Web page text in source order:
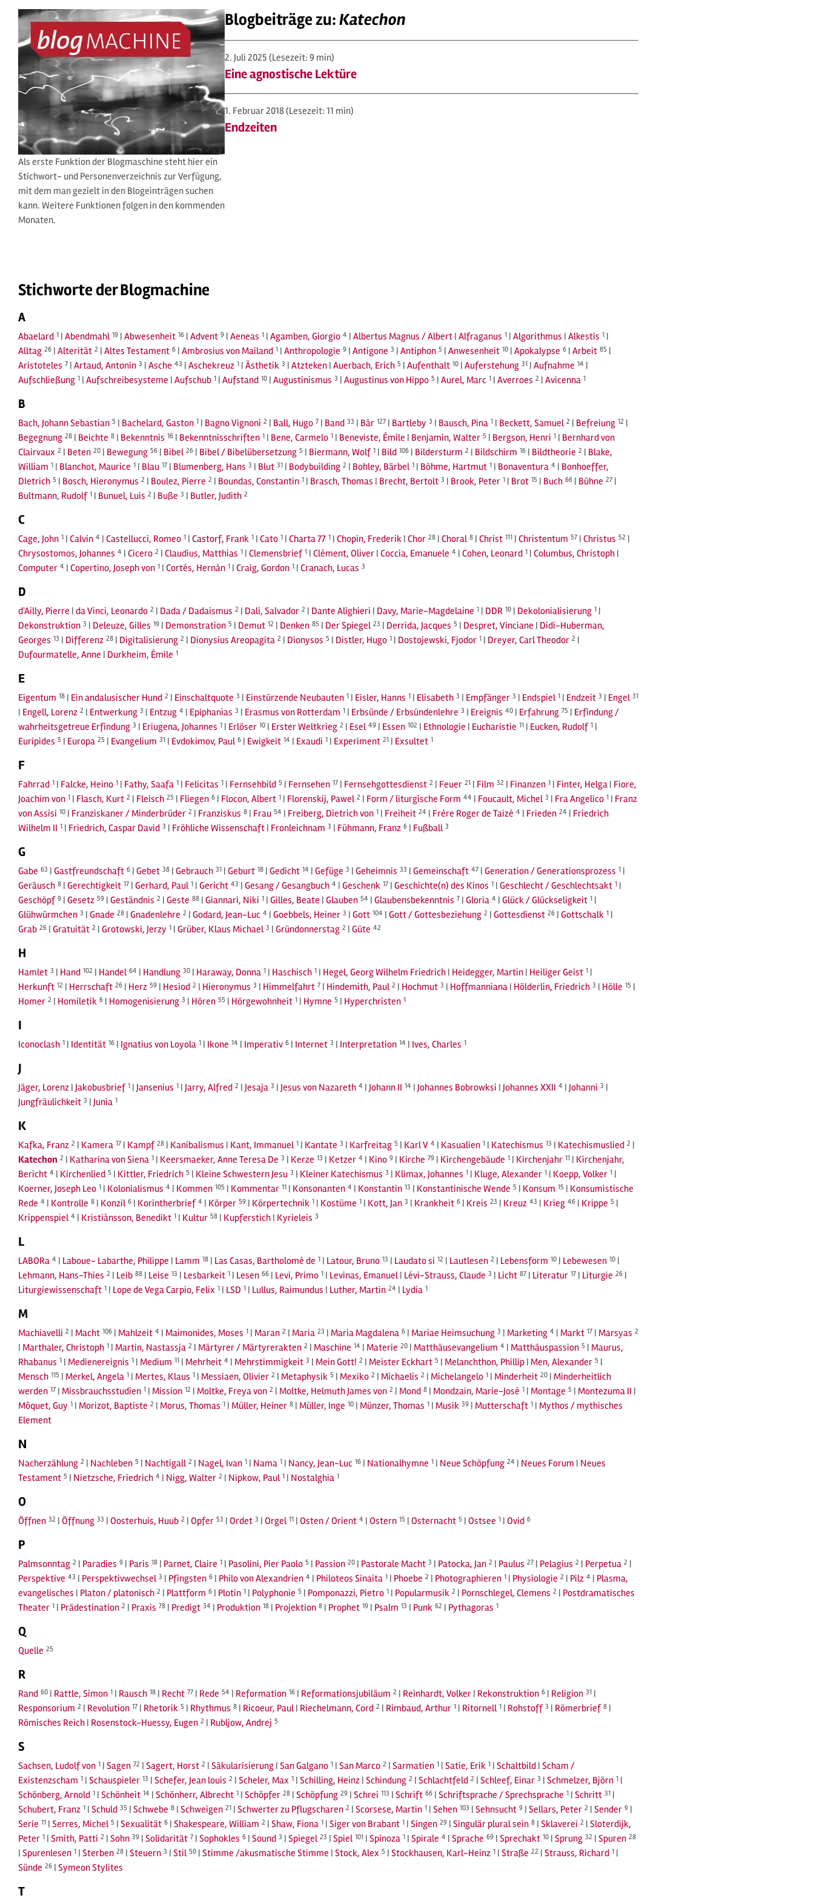
Als erste Funktion der Blogmaschine steht hier ein
Stichwort- und Personenverzeichnis zur Verfügung,
mit dem man gezielt in den Blogeinträgen suchen
kann. Weitere Funktionen folgen in den kommenden
Monaten.
Blogbeiträge zu:Katechon
2. Juli 2025(Lesezeit: 9 min)
Eine agnostische Lektüre
1. Februar 2018(Lesezeit: 11 min)
Endzeiten
Stichworte der Blogmachine
A
Abaelard 1 | Abendmahl 19 | Abwesenheit 16 | Advent 9 | Aeneas 1 | Agamben, Giorgio 4 | Albertus Magnus / Albert | Alfraganus 1 | Algorithmus | Alkestis 1 |
Alltag 26 | Alterität 2 | Altes Testament 6 | Ambrosius von Mailand 1 | Anthropologie 9 | Antigone 3 | Antiphon 5 | Anwesenheit 10 | Apokalypse 6 | Arbeit 85 |
Aristoteles 7 | Artaud, Antonin 3 | Asche 43 | Aschekreuz 1 | Ästhetik 3 | Atzteken | Auerbach, Erich 5 | Aufenthalt 10 | Auferstehung 31 | Aufnahme 14 |
Aufschließung 1 | Aufschreibesysteme | Aufschub 1 | Aufstand 10 | Augustinismus 3 | Augustinus von Hippo 5 | Aurel, Marc 1 | Averroes 2 | Avicenna 1
B
Bach, Johann Sebastian 5 | Bachelard, Gaston 1 | Bagno Vignoni 2 | Ball, Hugo 7 | Band 33 | Bär 127 | Bartleby 3 | Bausch, Pina 1 | Beckett, Samuel 2 | Befreiung 12 |
Begegnung 28 | Beichte 8 | Bekenntnis 16 | Bekenntnisschriften 1 | Bene, Carmelo 1 | Beneviste, Émile | Benjamin, Walter 5 | Bergson, Henri 1 | Bernhard von
Clairvaux 2 | Beten 20 | Bewegung 56 | Bibel 26 | Bibel / Bibelübersetzung 5 | Biermann, Wolf 1 | Bild 106 | Bildersturm 2 | Bildschirm 16 | Bildtheorie 2 | Blake,
William 1 | Blanchot, Maurice 1 | Blau 17 | Blumenberg, Hans 3 | Blut 31 | Bodybuilding 2 | Bohley, Bärbel 1 | Böhme, Hartmut 1 | Bonaventura 4 | Bonhoeffer,
DIetrich 5 | Bosch, Hieronymus 2 | Boulez, Pierre 2 | Boundas, Constantin 1 | Brasch, Thomas | Brecht, Bertolt 3 | Brook, Peter 1 | Brot 15 | Buch 66 | Bühne 27 |
Bultmann, Rudolf 1 | Bunuel, Luis 2 | Buße 3 | Butler, Judith 2
C
Cage, John 1 | Calvin 4 | Castellucci, Romeo 1 | Castorf, Frank 1 | Cato 1 | Charta 77 1 | Chopin, Frederik | Chor 28 | Choral 8 | Christ 111 | Christentum 57 | Christus 52 |
Chrysostomos, Johannes 4 | Cicero 2 | Claudius, Matthias 1 | Clemensbrief 1 | Clément, Oliver | Coccia, Emanuele 4 | Cohen, Leonard 1 | Columbus, Christoph |
Computer 4 | Copertino, Joseph von 1 | Cortés, Hernàn 1 | Craig, Gordon 1 | Cranach, Lucas 3
D
d'Ailly, Pierre | da Vinci, Leonardo 2 | Dada / Dadaismus 2 | Dali, Salvador 2 | Dante Alighieri | Davy, Marie-Magdelaine 1 | DDR 10 | Dekolonialisierung 1 |
Dekonstruktion 3 | Deleuze, Gilles 19 | Demonstration 5 | Demut 12 | Denken 85 | Der Spiegel 23 | Derrida, Jacques 5 | Despret, Vinciane | Didi-Huberman,
Georges 13 | Differenz 28 | Digitalisierung 2 | Dionysius Areopagita 2 | Dionysos 5 | Distler, Hugo 1 | Dostojewski, Fjodor 1 | Dreyer, Carl Theodor 2 |
Dufourmatelle, Anne | Durkheim, Émile 1
E
Eigentum 18 | Ein andalusischer Hund 2 | Einschaltquote 3 | Einstürzende Neubauten 1 | Eisler, Hanns 1 | Elisabeth 3 | Empfänger 3 | Endspiel 1 | Endzeit 3 | Engel 31
| Engell, Lorenz 2 | Entwerkung 3 | Entzug 4 | Epiphanias 3 | Erasmus von Rotterdam 1 | Erbsünde / Erbsündenlehre 3 | Ereignis 40 | Erfahrung 75 | Erfindung /
wahrheitsgetreue Erfindung 3 | Eriugena, Johannes 1 | Erlöser 10 | Erster Weltkrieg 2 | Esel 49 | Essen 102 | Ethnologie | Eucharistie 11 | Eucken, Rudolf 1 |
Euripides 5 | Europa 25 | Evangelium 31 | Evdokimov, Paul 6 | Ewigkeit 14 | Exaudi 1 | Experiment 21 | Exsultet 1
F
Fahrrad 1 | Falcke, Heino 1 | Fathy, Saafa 1 | Felicitas 1 | Fernsehbild 5 | Fernsehen 17 | Fernsehgottesdienst 2 | Feuer 21 | Film 32 | Finanzen 1 | Finter, Helga | Fiore,
Joachim von 1 | Flasch, Kurt 2 | Fleisch 25 | Fliegen 6 | Flocon, Albert 1 | Florenskij, Pawel 2 | Form / liturgische Form 44 | Foucault, Michel 3 | Fra Angelico 1 | Franz
von Assisi 10 | Franziskaner / Minderbrüder 2 | Franziskus 8 | Frau 54 | Freiberg, Dietrich von 1 | Freiheit 24 | Frère Roger de Taizé 4 | Frieden 24 | Friedrich
Wilhelm II 1 | Friedrich, Caspar David 3 | Fröhliche Wissenschaft | Fronleichnam 3 | Fühmann, Franz 6 | Fußball 3
G
Gabe 63 | Gastfreundschaft 6 | Gebet 38 | Gebrauch 31 | Geburt 18 | Gedicht 14 | Gefüge 3 | Geheimnis 33 | Gemeinschaft 47 | Generation / Generationsprozess 1 |
Geräusch 8 | Gerechtigkeit 17 | Gerhard, Paul 1 | Gericht 43 | Gesang / Gesangbuch 4 | Geschenk 17 | Geschichte(n) des Kinos 1 | Geschlecht / Geschlechtsakt 1 |
Geschöpf 9 | Gesetz 59 | Geständnis 2 | Geste 88 | Giannari, Niki 1 | Gilles, Beate | Glauben 54 | Glaubensbekenntnis 7 | Gloria 4 | Glück / Glückseligkeit 1 |
Glühwürmchen 3 | Gnade 28 | Gnadenlehre 2 | Godard, Jean-Luc 4 | Goebbels, Heiner 3 | Gott 104 | Gott / Gottesbeziehung 2 | Gottesdienst 26 | Gottschalk 1 |
Grab 26 | Gratuität 2 | Grotowski, Jerzy 1 | Grüber, Klaus Michael 3 | Gründonnerstag 2 | Güte 42
H
Hamlet 3 | Hand 102 | Handel 64 | Handlung 30 | Haraway, Donna 1 | Haschisch 1 | Hegel, Georg Wilhelm Friedrich | Heidegger, Martin | Heiliger Geist 1 |
Herkunft 12 | Herrschaft 26 | Herz 59 | Hesiod 2 | Hieronymus 3 | Himmelfahrt 7 | Hindemith, Paul 2 | Hochmut 3 | Hoffmanniana | Hölderlin, Friedrich 3 | Hölle 15 |
Homer 2 | Homiletik 6 | Homogenisierung 3 | Hören 55 | Hörgewohnheit 1 | Hymne 5 | Hyperchristen 1
I
Iconoclash 1 | Identität 16 | Ignatius von Loyola 1 | Ikone 14 | Imperativ 6 | Internet 3 | Interpretation 14 | Ives, Charles 1
J
Jäger, Lorenz | Jakobusbrief 1 | Jansenius 1 | Jarry, Alfred 2 | Jesaja 3 | Jesus von Nazareth 4 | Johann II 14 | Johannes Bobrowksi | Johannes XXII 4 | Johanni 3 |
Jungfräulichkeit 3 | Junia 1
K
Kafka, Franz 2 | Kamera 17 | Kampf 28 | Kanibalismus | Kant, Immanuel 1 | Kantate 3 | Karfreitag 5 | Karl V 4 | Kasualien 1 | Katechismus 13 | Katechismuslied 2 |
Katechon 2 | Katharina von Siena 1 | Keersmaeker, Anne Teresa De 3 | Kerze 13 | Ketzer 4 | Kino 9 | Kirche 79 | Kirchengebäude 1 | Kirchenjahr 11 | Kirchenjahr,
Bericht 4 | Kirchenlied 5 | Kittler, Friedrich 5 | Kleine Schwestern Jesu 3 | Kleiner Katechismus 3 | Klimax, Johannes 1 | Kluge, Alexander 1 | Koepp, Volker 1 |
Koerner, Joseph Leo 1 | Kolonialismus 4 | Kommen 105 | Kommentar 11 | Konsonanten 4 | Konstantin 13 | Konstantinische Wende 5 | Konsum 15 | Konsumistische
Rede 4 | Kontrolle 8 | Konzil 6 | Korintherbrief 4 | Körper 59 | Körpertechnik 1 | Kostüme 1 | Kott, Jan 3 | Krankheit 6 | Kreis 23 | Kreuz 43 | Krieg 46 | Krippe 5 |
Krippenspiel 4 | Kristiánsson, Benedikt 1 | Kultur 58 | Kupferstich | Kyrieleis 3
L
LABORa 4 | Laboue- Labarthe, Philippe | Lamm 18 | Las Casas, Bartholomé de 1 | Latour, Bruno 13 | Laudato si 12 | Lautlesen 2 | Lebensform 10 | Lebewesen 10 |
Lehmann, Hans-Thies 2 | Leib 88 | Leise 13 | Lesbarkeit 1 | Lesen 66 | Levi, Primo 1 | Levinas, Emanuel| Lévi-Strauss, Claude 3 | Licht 87 | Literatur 17 | Liturgie 26 |
Liturgiewissenschaft 1 | Lope de Vega Carpio, Felix 1 | LSD 1 | Lullus, Raimundus | Luther, Martin 24 | Lydia 1
M
Machiavelli 2 | Macht 106 | Mahlzeit 4 | Maimonides, Moses 1 | Maran 2 | Maria 23 | Maria Magdalena 6 | Mariae Heimsuchung 3 | Marketing 4 | Markt 17 | Marsyas 2
| Marthaler, Christoph 1 | Martin, Nastassja 2 | Märtyrer / Märtyrerakten 2 | Maschine 14 | Materie 20 | Matthäusevangelium 4 | Matthäuspassion 5 | Maurus,
Rhabanus 1 | Medienereignis 1 | Medium 11 | Mehrheit 4 | Mehrstimmigkeit 3 | Mein Gott! 2 | Meister Eckhart 5 | Melanchthon, Phillip | Men, Alexander 5 |
Mensch 115 | Merkel, Angela 1 | Mertes, Klaus 1 | Messiaen, Olivier 2 | Metaphysik 5 | Mexiko 2 | Michaelis 2 | Michelangelo 1 | Minderheit 20 | Minderheitlich
werden 17 | Missbrauchsstudien 1 | Mission 12 | Moltke, Freya von 2 | Moltke, Helmuth James von 2 | Mond 8 | Mondzain, Marie-José 1 | Montage 5 | Montezuma II |
Môquet, Guy 1 | Morizot, Baptiste 2 | Morus, Thomas 1 | Müller, Heiner 8 | Müller, Inge 10 | Münzer, Thomas 1 | Musik 39 | Mutterschaft 1 | Mythos / mythisches
Element
N
Nacherzählung 2 | Nachleben 5 | Nachtigall 2 | Nagel, Ivan 1 | Nama 1 | Nancy, Jean-Luc 16 | Nationalhymne 1 | Neue Schöpfung 24 | Neues Forum | Neues
Testament 5 | Nietzsche, Friedrich 4 | Nigg, Walter 2 | Nipkow, Paul 1 | Nostalghia 1
O
Öffnen 32 | Öffnung 33 | Oosterhuis, Huub 2 | Opfer 53 | Ordet 3 | Orgel 11 | Osten / Orient 4 | Ostern 15 | Osternacht 5 | Ostsee 1 | Ovid 6
P
Palmsonntag 2 | Paradies 9 | Paris 18 | Parnet, Claire 1 | Pasolini, Pier Paolo 5 | Passion 20 | Pastorale Macht 3 | Patocka, Jan 2 | Paulus 27 | Pelagius 2 | Perpetua 2 |
Perspektive 43 | Perspektivwechsel 3 | Pfingsten 6 | Philo von Alexandrien 4 | Philoteos Sinaita 1 | Phoebe 2 | Photographieren 1 | Physiologie 2 | Pilz 4 | Plasma,
evangelisches | Platon / platonisch 2 | Plattform 6 | Plotin 1 | Polyphonie 5 | Pomponazzi, Pietro 1 | Popularmusik 2 | Pornschlegel, Clemens 2 | Postdramatisches
Theater 1 | Prädestination 2 | Praxis 78 | Predigt 34 | Produktion 18 | Projektion 8 | Prophet 19 | Psalm 13 | Punk 62 | Pythagoras 1
Q
Quelle 25
R
Rand 60 | Rattle, Simon 1 | Rausch 18 | Recht 77 | Rede 54 | Reformation 16 | Reformationsjubiläum 2 | Reinhardt, Volker | Rekonstruktion 6 | Religion 31 |
Responsorium 2 | Revolution 17 | Rhetorik 5 | Rhythmus 8 | Ricoeur, Paul| Riechelmann, Cord 2 | Rimbaud, Arthur 1 | Ritornell 1 | Rohstoff 3 | Römerbrief 8 |
Römisches Reich | Rosenstock-Huessy, Eugen 2 | Rubljow, Andrej 5
S
Sachsen, Ludolf von 1 | Sagen 72 | Sagert, Horst 2 | Säkularisierung | San Galgano 1 | San Marco 2 | Sarmatien 1 | Satie, Erik 1 | Schaltbild | Scham /
Existenzscham 1 | Schauspieler 13 | Schefer, Jean louis 2 | Scheler, Max 1 | Schilling, Heinz | Schindung 2 | Schlachtfeld 2 | Schleef, Einar 3 | Schmelzer, Björn 1 |
Schönberg, Arnold 1 | Schönheit 14 | Schönherr, Albrecht 1 | Schöpfer 28 | Schöpfung 29 | Schrei 113 | Schrift 66 | Schriftsprache / Sprechsprache 1 | Schritt 31 |
Schubert, Franz 1 | Schuld 35 | Schwebe 8 | Schweigen 21 | Schwerter zu Pflugscharen 2 | Scorsese, Martin 1 | Sehen 103 | Sehnsucht 9 | Sellars, Peter 2 | Sender 9 |
Serie 11 | Serres, Michel 5 | Sexualität 6 | Shakespeare, William 2 | Shaw, Fiona 1 | Siger von Brabant 1 | Singen 29 | Singulär plural sein 8 | Sklaverei 2 | Sloterdijk,
Peter 1 | Smith, Patti 2 | Sohn 39 | Solidarität 7 | Sophokles 6 | Sound 3 | Spiegel 23 | Spiel 101 | Spinoza 1 | Spirale 4 | Sprache 69 | Sprechakt 10 | Sprung 32 | Spuren 28
| Spurenlesen 1 | Sterben 28 | Steuern 3 | Stil 50 | Stimme /akusmatische Stimme | Stock, Alex 5 | Stockhausen, Karl-Heinz 1 | Straße 22 | Strauss, Richard 1 |
Sünde 26 | Symeon Stylites
T